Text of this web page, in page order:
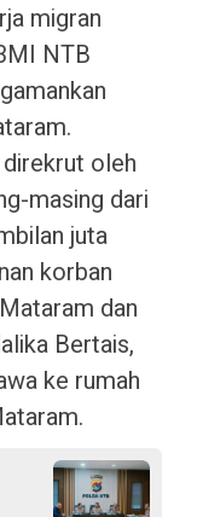
migran
NTB
oleh
masing dari
juta
korban
dan
Bertais,
ke rumah